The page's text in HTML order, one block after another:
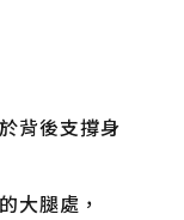
背後支撐身
大腿處，